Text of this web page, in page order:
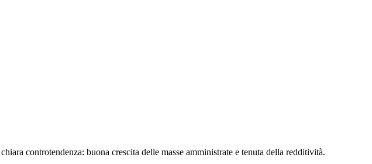
controtendenza: buona crescita delle masse amministrate e tenuta della redditività.